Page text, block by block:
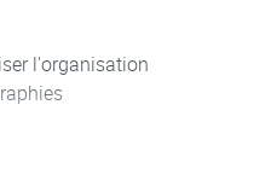
l'organisation